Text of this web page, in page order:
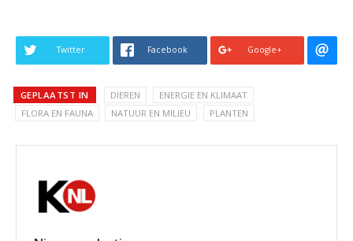
Twitter Facebook Google+
GEPLAATST IN DIEREN
ENERGIE EN KLIMAAT
FLORA EN FAUNA
NATUUR EN MILIEU PLANTEN